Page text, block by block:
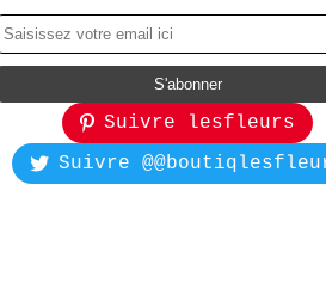
Suivre lesfleurs
Suivre